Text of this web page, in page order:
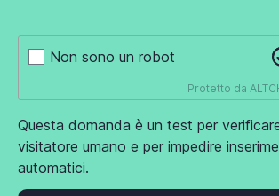
Non sono un robot
Protetto da
Questa domanda è un test per
visitatore umano e per impedire
automatici.